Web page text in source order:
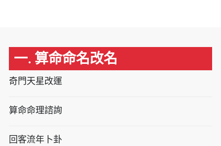
一. 算命命名改名
奇門天星改運
算命命理諮詢
回客流年卜卦